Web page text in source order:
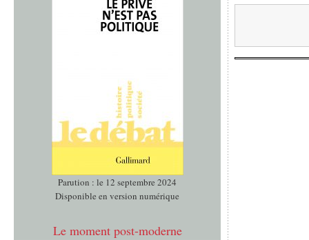
Parution : le 12 septembre 2024
Disponible en version numérique
Le moment post-moderne